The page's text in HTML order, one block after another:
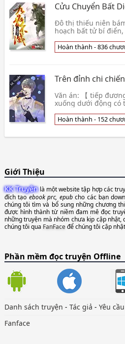
Cửu Chuyển Bất
Đô thị thiếu niên
hoạch bất tử bí
tuyệt thế cường 👦
Hoàn thành - 836
Trên đỉnh chi
Văn án: 【 tiếp
xuống dưới động có
Nghe ghét ‘👦 Tam
Hoàn thành - 152
Giới Thiệu
KK Truyệnlà một website tập hợp các
đích tạoebook prc, epubcho các bạn
chúng tôi tìm và bổ sung những chương
được hình thành từ niềm đam mê đọc
những truyện mà nhóm chưa kịp cập nhật,
chúng tôi qua FanFaceđể chúng tôi cập
Phần mềm đọc truyện Offline
Danh sách truyện - Tác giả - Yêu
Fanface